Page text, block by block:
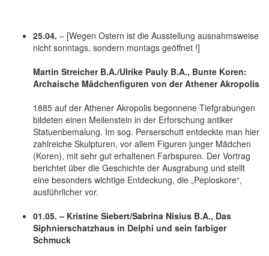
25.04. – [Wegen Ostern ist die Ausstellung ausnahmsweise
nicht sonntags, sondern montags geöffnet !]
Martin Streicher B.A./Ulrike Pauly B.A., Bunte Koren:
Archaische Mädchenfiguren von der Athener Akropolis
1885 auf der Athener Akropolis begonnene Tiefgrabungen
bildeten einen Meilenstein in der Erforschung antiker
Statuenbemalung. Im sog. Perserschutt entdeckte man hier
zahlreiche Skulpturen, vor allem Figuren junger Mädchen
(Koren), mit sehr gut erhaltenen Farbspuren. Der Vortrag
berichtet über die Geschichte der Ausgrabung und stellt
eine besonders wichtige Entdeckung, die „Peploskore“,
ausführlicher vor.
01.05. – Kristine Siebert/Sabrina Nisius B.A., Das
Siphnierschatzhaus in Delphi und sein farbiger
Schmuck